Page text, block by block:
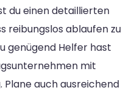
du einen detaillierten
reibungslos ablaufen zu
genügend Helfer hast
mit
auch ausreichend